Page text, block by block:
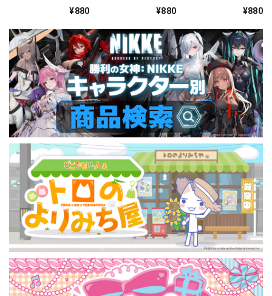
¥880
バー/パッションリ
¥880
チャー/ラーヴァ/テ
¥880